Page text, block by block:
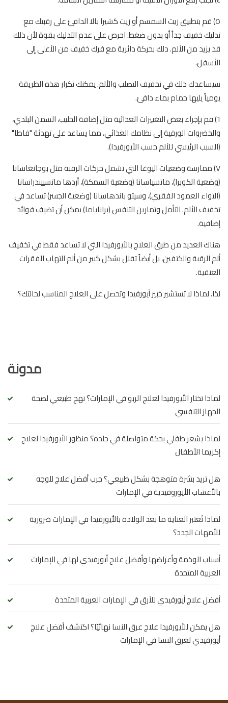
٥) قم بتطبيق زيت السمسم أو زيت كشيرا بالا الدافئ على رقبتك مع
تدليك خفيف جداً أو بدون ضغط. احرص على عدم التدليك بقوة لأن ذلك
قد يزيد من الألم. دلك بحركة دائرية مع فرك خفيف من الأعلى إلى
الأسفل.
سيساعدك ذلك في تخفيف التصلب والألم. يمكنك تكرار هذه الطريقة
يومياً يليها حمام بماء دافئ.
٦) قم بإجراء بعض التغييرات الغذائية مثل إضافة الحليب، السمن البلدي،
والخضروات الورقية إلى نظامك الغذائي، مما يساعد على تهدئة "فاطا"
(السبب الرئيسي للألم حسب الأيورفيدا).
٧) ممارسة وضعيات اليوغا التي تشمل حركات الرقبة مثل بوجانغاسانا
(وضعية الكوبرا)، ماتسياسانا (وضعية السمكة)، أردها ماتسييندراسانا
(التواء العمود الفقري)، وسيتو باندهاسانا (وضعية الجسر) تساعد في
تخفيف الألم. التأمل وتمارين التنفس (براناياما) يمكن أن تضيف فوائد
إضافية.
هناك العديد من طرق العلاج بالأيورفيدا التي لا تساعد فقط في تخفيف
ألم الرقبة والكتفين، بل أيضاً تقلل بشكل كبير من ألم التهاب الفقرات
العنقية.
لذا، لماذا لا تستشير خبير أيورفيدا وتحصل على العلاج المناسب لحالتك؟
مدونة
لماذا تختار الأيورفيدا لعلاج الربو في الإمارات؟ نهج طبيعي لصحة
الجهاز التنفسي
لماذا يشعر طفلي بحكة متواصلة في جلده؟ منظور الأيورفيدا لعلاج
إكزيما الأطفال
هل تريد بشرة متوهجة بشكل طبيعي؟ جرب أفضل علاج للوجه
بالأعشاب الأيوروفيدية في الإمارات
لماذا تُعتبر العناية ما بعد الولادة بالأيورفيدا في الإمارات ضرورية
للأمهات الجدد؟
أسباب الوذمة وأعراضها وأفضل علاج أيورفيدي لها في الإمارات
العربية المتحدة
أفضل علاج أيورفيدي للأرق في الإمارات العربية المتحدة
هل يمكن للأيورفيدا علاج عرق النسا نهائيًا؟ اكتشف أفضل علاج
أيورفيدي لعرق النسا في الإمارات